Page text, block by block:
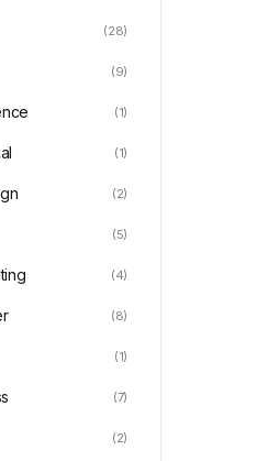
(28)
(9)
(1)
(1)
(2)
(5)
(4)
(8)
(1)
(7)
(2)